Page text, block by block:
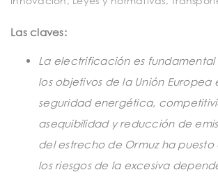
Las claves:
La electrificación es
los objetivos de la Unión Europea
seguridad energética,
asequibilidad y reducción de
del estrecho de Ormuz ha puesto
los riesgos de la excesiva